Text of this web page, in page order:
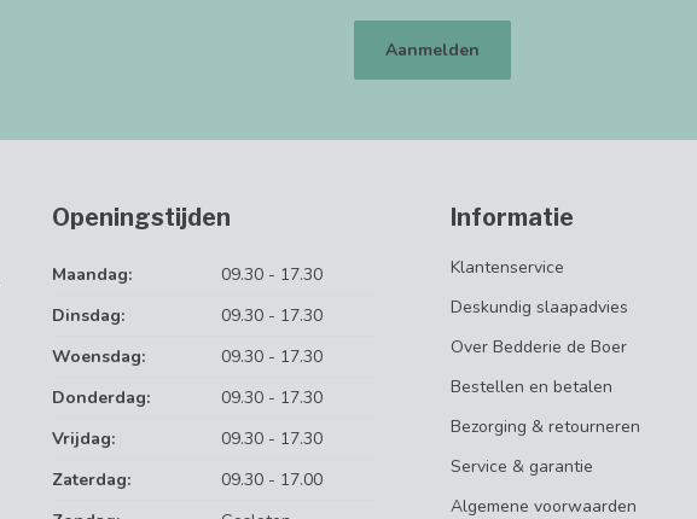
Aanmelden
Openingstijden
Maandag:
09.30 - 17.30
Dinsdag:
09.30 - 17.30
Woensdag:
09.30 - 17.30
Donderdag:
09.30 - 17.30
Vrijdag:
09.30 - 17.30
Zaterdag:
09.30 - 17.00
Informatie
Klantenservice
Deskundig slaapadvies
Over Bedderie de Boer
Bestellen en betalen
Bezorging & retourneren
Service & garantie
Algemene voorwaarden